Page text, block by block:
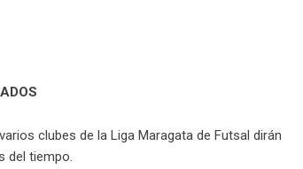
clubes de la Liga Maragata de Futsal dirán
del tiempo.